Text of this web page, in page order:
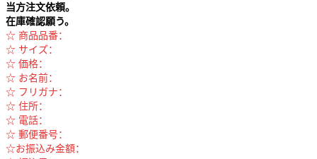
当方注文依頼。
在庫確認願う。
☆ 商品品番：
☆ サイズ：
☆ 価格：
☆ お名前：
☆ フリガナ：
☆ 住所：
☆ 電話：
☆ 郵便番号：
☆お振込み金額：